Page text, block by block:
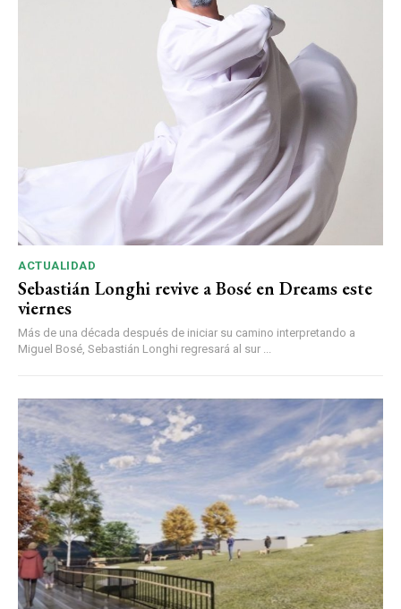
ACTUALIDAD
Sebastián Longhi revive a Bosé en Dreams este
viernes
Más de una década después de iniciar su camino interpretando a
Miguel Bosé, Sebastián Longhi regresará al sur ...